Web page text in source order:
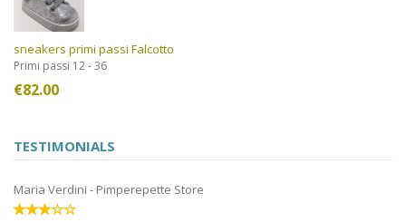
sneakers primi passi Falcotto
Primi passi 12 - 36
€82.00
TESTIMONIALS
Maria Verdini - Pimperepette Store